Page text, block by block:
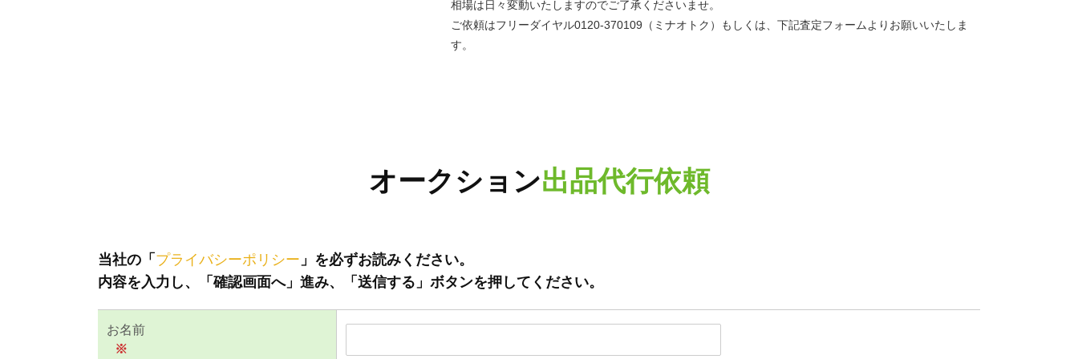
相場は日々変動いたしますのでご了承くださいませ。
ご依頼はフリーダイヤル0120-370109（ミナオトク）もしくは、下記査定フォームよりお願いいたしま
す。
オークション出品代行依頼
当社の「 プライバシーポリシー 」を必ずお読みください。
内容を入力し、「確認画面へ」進み、「送信する」ボタンを押してください。
お名前
※